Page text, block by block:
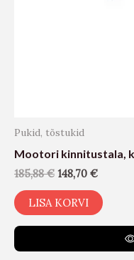
Pukid, tõstukid
Mootori kinnitustala,
185,88€ 148,70 €
LISA KORVI